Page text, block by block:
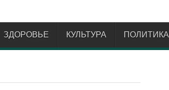
ЗДОРОВЬЕ КУЛЬТУРА ПОЛИТИКА